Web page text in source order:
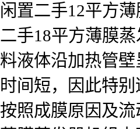
闲置二手12平方
二手18平方薄膜
料液体沿加热管
时间短，因此特
按照成膜原因及